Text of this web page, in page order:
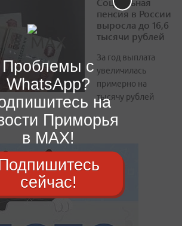
пенсия в России
выросла до 16,6
тысячи рублей
За год выплата
увеличилась
примерно на
тысячу рублей
Проблемы с
WhatsApp?
на
Приморья
в MAX!
сейчас!